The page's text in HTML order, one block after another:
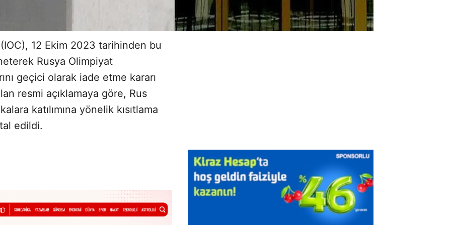
12 Ekim 2023 tarihinden bu
Rusya Olimpiyat
geçici olarak iade etme kararı
resmi açıklamaya göre, Rus
katılımına yönelik kısıtlama
edildi.